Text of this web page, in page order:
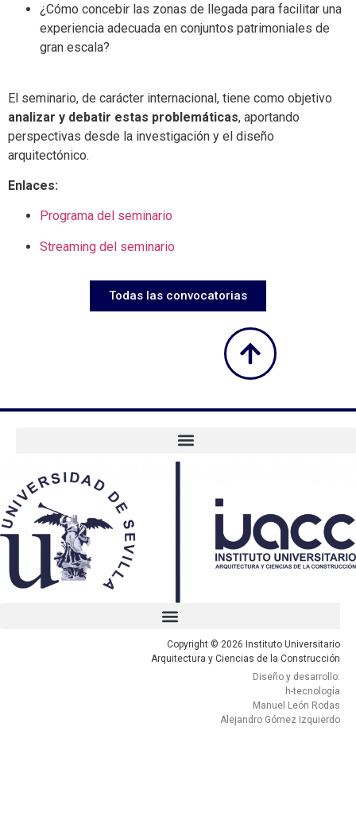
¿Cómo concebir las zonas de llegada para facilitar una
experiencia adecuada en conjuntos patrimoniales de
gran escala?
El seminario, de carácter internacional, tiene como objetivo
analizar y debatir estas problemáticas, aportando
perspectivas desde la investigación y el diseño
arquitectónico.
Enlaces:
Programa del seminario
Streaming del seminario
Todas las convocatorias
Copyright © 2026 Instituto Universitario
Arquitectura y Ciencias de la Construcción
Diseño y desarrollo:
h-tecnología
Manuel León Rodas
Alejandro Gómez Izquierdo